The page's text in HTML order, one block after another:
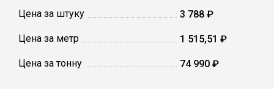
Проволока
Цена за штуку 3 788 ₽
Цена за метр 1 515,51 ₽
Цена за тонну 74 990 ₽